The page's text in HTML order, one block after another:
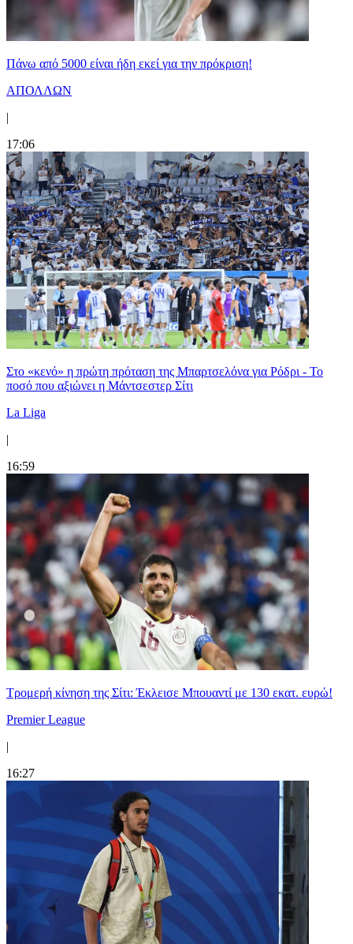
Πάνω από 5000 είναι ήδη εκεί για την πρόκριση!
ΑΠΟΛΛΩΝ
|
17:06
Στο «κενό» η πρώτη πρόταση της Μπαρτσελόνα για Ρόδρι - Το
ποσό που αξιώνει η Μάντσεστερ Σίτι
La Liga
|
16:59
Τρομερή κίνηση της Σίτι: Έκλεισε Μπουαντί με 130 εκατ. ευρώ!
Premier League
|
16:27